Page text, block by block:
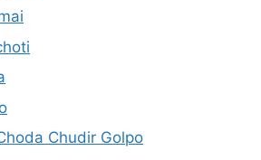
Chudir Golpo